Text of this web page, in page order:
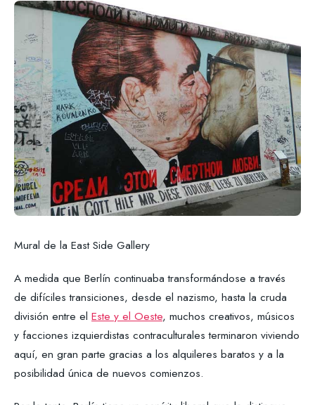
Mural de la East Side Gallery
A medida que Berlín continuaba transformándose a través
de difíciles transiciones, desde el nazismo, hasta la cruda
división entre el Este y el Oeste, muchos creativos, músicos
y facciones izquierdistas contraculturales terminaron viviendo
aquí, en gran parte gracias a los alquileres baratos y a la
posibilidad única de nuevos comienzos.